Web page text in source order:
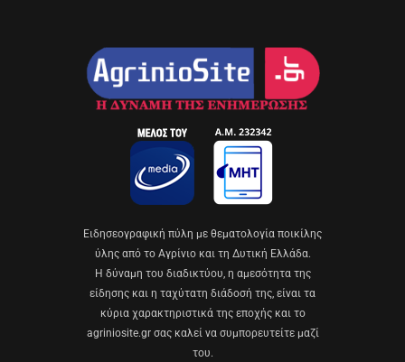
Eιδησεογραφική πύλη με θεματολογία ποικίλης
ύλης από το Αγρίνιο και τη Δυτική Ελλάδα.
Η δύναμη του διαδικτύου, η αμεσότητα της
είδησης και η ταχύτατη διάδοσή της, είναι τα
κύρια χαρακτηριστικά της εποχής και το
agriniosite.gr σας καλεί να συμπορευτείτε μαζί
του.